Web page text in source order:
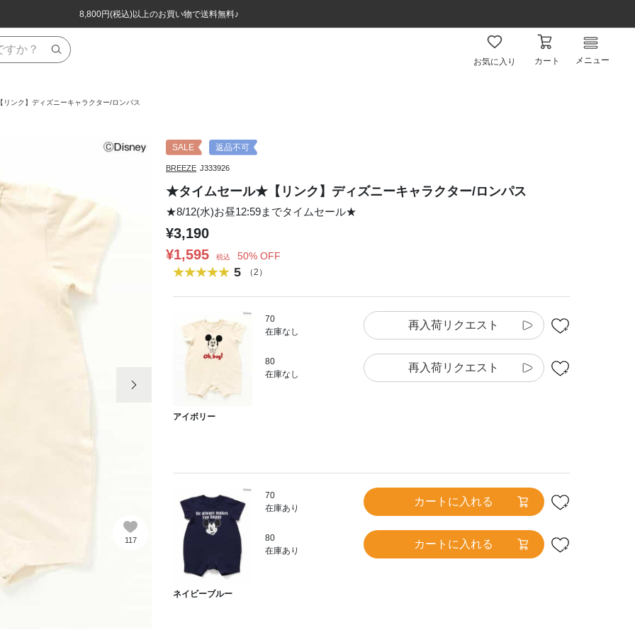
8,800円(税込)以上のお買い物で送料無料♪
ほぼ全品半額！！8/12(水)お昼12:59まで！！
8,800円(税込)以上のお買い物で送料無料♪
ほぼ全品半額！！8/12(水)お昼12:59まで！！
お気に入り カート メニュー
ンク】ディズニーキャラクター/ロンパス
117
SALE 返品不可
BREEZE J333926
★タイムセール★【リンク】ディズニーキャラクター/ロンパス
★8/12(水)お昼12:59までタイムセール★
¥3,190
¥1,595
税込 50% OFF
5 （2）
アイボリー
70
在庫なし
再入荷リクエスト
80
在庫なし
再入荷リクエスト
ネイビーブルー
70
在庫あり
カートに入れる
80
在庫あり
カートに入れる